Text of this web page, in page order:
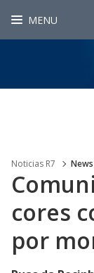
MENU
Noticias R7
cores
por